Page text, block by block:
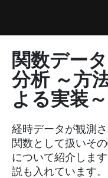
関数デー
分析 ～方
よる実装～
経時データが観測
関数として扱いそ
について紹介しま
説も入れています。